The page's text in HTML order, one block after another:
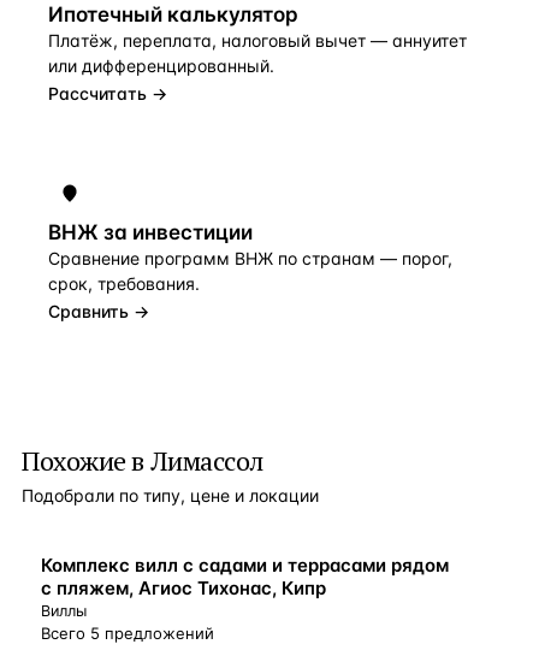
Ипотечный калькулятор
Платёж, переплата, налоговый вычет — аннуитет
или дифференцированный.
Рассчитать →
ВНЖ за инвестиции
Сравнение программ ВНЖ по странам — порог,
срок, требования.
Сравнить →
Похожие в Лимассол
Подобрали по типу, цене и локации
ВНЖ
Комплекс вилл с садами и террасами рядом
с пляжем, Агиос Тихонас, Кипр
Виллы
Всего 5 предложений